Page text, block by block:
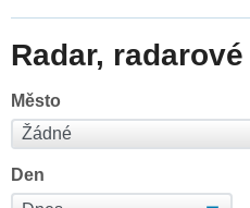
Radar,
Město
Den